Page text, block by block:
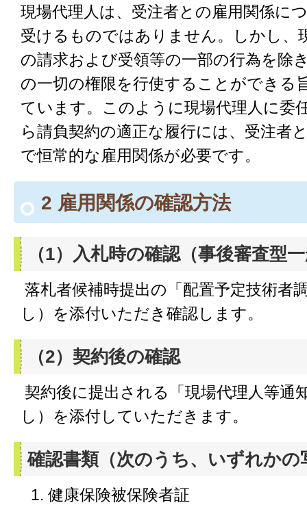
現場代理人は、受注者との雇用関係に
受けるものではありません。しかし、
の請求および受領等の一部の行為を除
の一切の権限を行使することができる
ています。このように現場代理人に委
ら請負契約の適正な履行には、受注者
で恒常的な雇用関係が必要です。
2 雇用関係の確認方法
（1）入札時の確認（事後審査型
落札者候補時提出の「配置予定技術者
し）を添付いただき確認します。
（2）契約後の確認
契約後に提出される「現場代理人等通
し）を添付していただきます。
確認書類（次のうち、いずれかの
健康保険被保険者証